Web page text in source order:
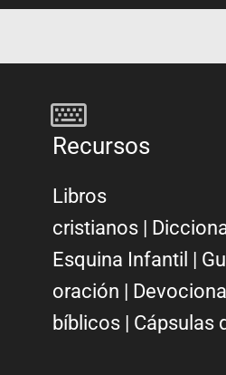
Recursos
Libros
cristianos |
Esquina Infantil |
oración |
bíblicos | Cápsulas